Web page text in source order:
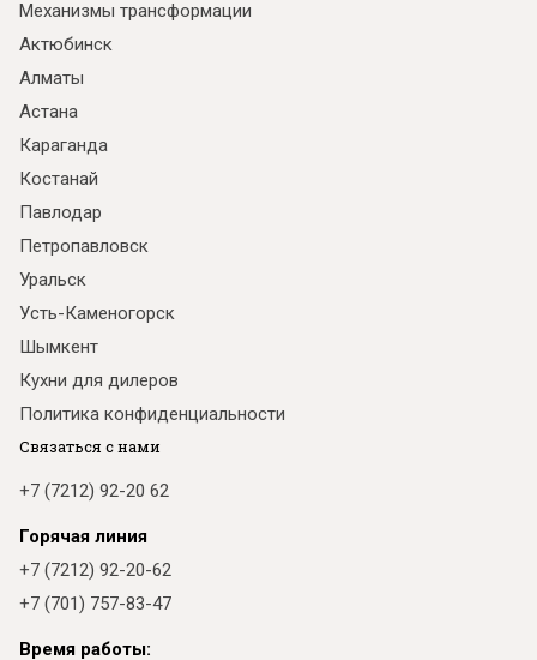
Механизмы трансформации
Актюбинск
Алматы
Астана
Караганда
Костанай
Павлодар
Петропавловск
Уральск
Усть-Каменогорск
Шымкент
Кухни для дилеров
Политика конфиденциальности
Связаться с нами
+7 (7212) 92-20 62
Горячая линия
+7 (7212) 92-20-62
+7 (701) 757-83-47
Время работы: